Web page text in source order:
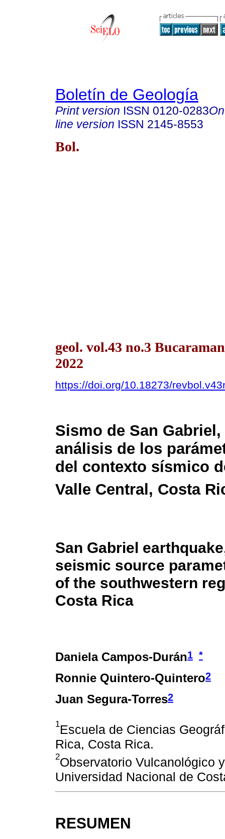
Boletín de Geología
Print version ISSN 0120-0283
line version ISSN 2145-8553
Bol.
geol. vol.43 no.3
2022
https://doi.org/10.18273/
Sismo de San
análisis de los
del contexto sísmico
Valle Central, Costa
San Gabriel
seismic source
of the southwestern
Costa Rica
Daniela Campos-Durán1 *
Ronnie Quintero-Quintero2
Juan Segura-Torres2
1Escuela de Ciencias
Rica, Costa Rica.
2Observatorio Vulcanológico
Universidad Nacional de
RESUMEN